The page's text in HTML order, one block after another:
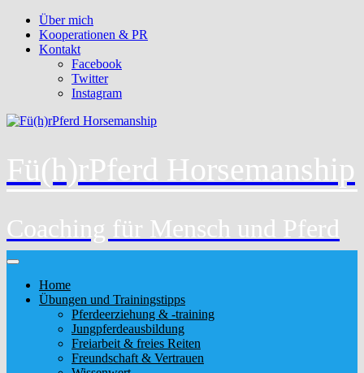
Über mich
Kooperationen & PR
Kontakt
Facebook
Twitter
Instagram
Fü(h)rPferd Horsemanship
Coaching für Mensch und Pferd
Home
Übungen und Trainingstipps
Pferdeerziehung & -training
Jungpferdeausbildung
Freiarbeit & freies Reiten
Freundschaft & Vertrauen